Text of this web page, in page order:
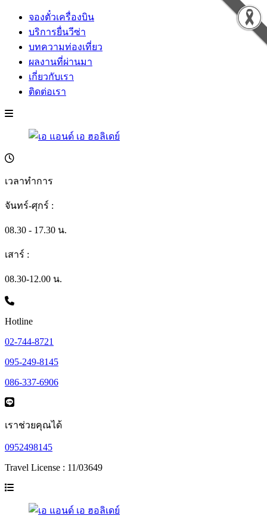
จองตั๋วเครื่องบิน
บริการยื่นวีซ่า
บทความท่องเที่ยว
ผลงานที่ผ่านมา
เกี่ยวกับเรา
ติดต่อเรา
เวลาทำการ
จันทร์-ศุกร์ :
08.30 - 17.30 น.
เสาร์ :
08.30-12.00 น.
Hotline
02-744-8721
095-249-8145
086-337-6906
เราช่วยคุณได้
0952498145
Travel License : 11/03649